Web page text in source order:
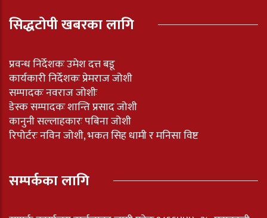
सिद्धटोपी खबरका लागि
प्रवन्ध निर्देशकः उमेश दत्त बडू
कार्यकारी निर्देशकः प्रेमराज जोशी
सम्पादकः नवराज जोशीः
डेस्क सम्पादकः शान्ति प्रसाद जोशी
कानुनी सल्लाहकारः पबिना जोशी
रिपोर्टरः नविन जोशी, भकत सिह धामी र मनिसा विष्ट
सम्पर्कका लागि